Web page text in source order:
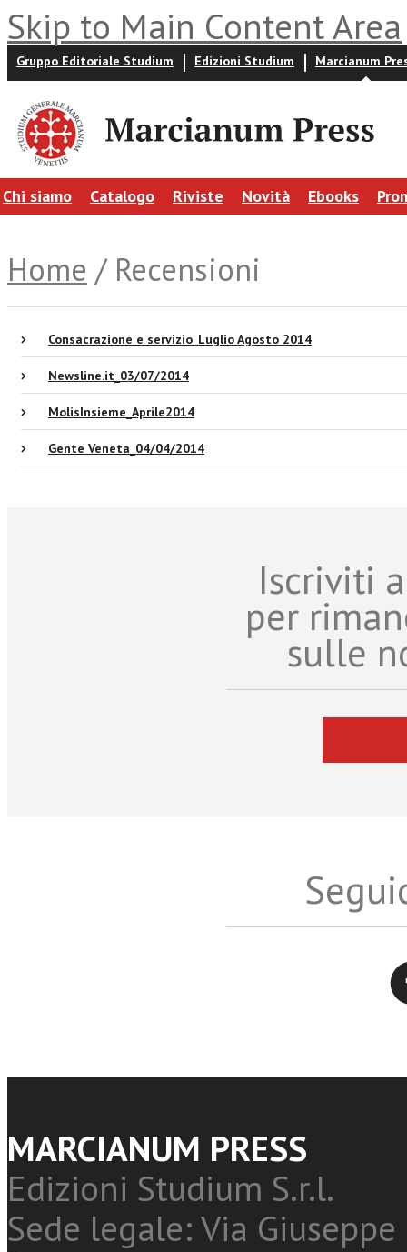
Skip to Main Content Area
Gruppo Editoriale Studium Edizioni Studium Marcianum
Chi siamo Catalogo Riviste Novità Ebooks
Home / Recensioni
Consacrazione e servizio_Luglio Agosto 2014
Newsline.it_03/07/2014
MolisInsieme_Aprile2014
Gente Veneta_04/04/2014
Iscriviti
per
sulle
MARCIANUM PRESS
Edizioni Studium S.r.l.
Sede legale: Via